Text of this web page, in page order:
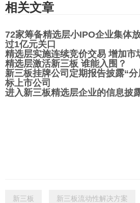
相关文章
72家筹备精选层小IPO企业集体
过1亿元关口
精选层实施连续竞价交易 增加市
精选层激活新三板 谁能入围？
新三板挂牌公司定期报告披露“
标上市公司
进入新三板精选层企业的信息披
新三板 新三板流动性解决方案